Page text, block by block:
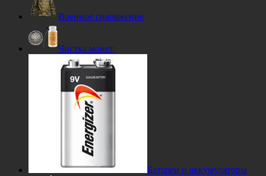
Военное снаряжение
Чистка монет
Батареи и аккумуляторы